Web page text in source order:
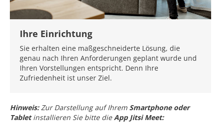
Ihre Einrichtung
Sie erhalten eine maßgeschneiderte Lösung, die
genau nach Ihren Anforderungen geplant wurde und
Ihren Vorstellungen entspricht. Denn Ihre
Zufriedenheit ist unser Ziel.
Hinweis: Zur Darstellung auf Ihrem Smartphone oder
Tabletinstallieren Sie bitte dieApp Jitsi Meet: